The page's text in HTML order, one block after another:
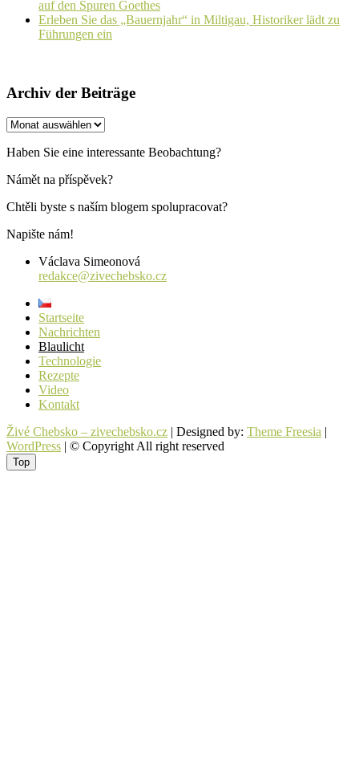
auf den Spuren Goethes
Erleben Sie das „Bauernjahr“ in Miltigau, Historiker lädt zu
Führungen ein
Archiv der Beiträge
Archiv
Beiträge
Haben Sie eine interessante Beobachtung?
Námět na příspěvek?
Chtěli byste s naším blogem spolupracovat?
Napište nám!
Václava Simeonová
redakce@zivechebsko.cz
Startseite
Nachrichten
Blaulicht
Technologie
Rezepte
Video
Kontakt
Živé Chebsko – zivechebsko.cz | Designed by: Theme Freesia |
WordPress | © Copyright All right reserved
Top